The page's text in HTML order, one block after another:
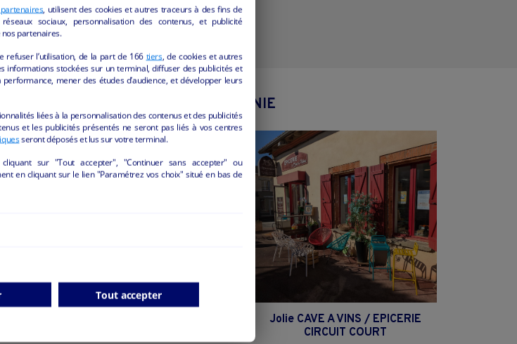
DE LA REGION OCCITANIE
Jolie CAVE A VINS / EPICERIE
CIRCUIT COURT
, utilisent des cookies et autres traceurs à des fins de
sociaux, personnalisation des contenus, et publicité
nos partenaires.
refuser l’utilisation, de la part de 166 tiers, de cookies et autres
informations stockées sur un terminal, diffuser des publicités et
mener des études d’audience, et développer leurs
liées à la personnalisation des contenus et des publicités
et les publicités présentés ne seront pas liés à vos centres
seront déposés et lus sur votre terminal.
sur "Tout accepter", "Continuer sans accepter" ou
en cliquant sur le lien "Paramétrez vos choix" situé en bas de
Tout accepter